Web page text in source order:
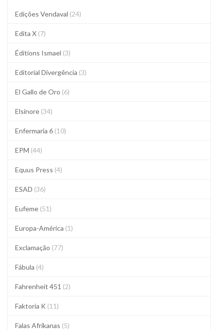
Edições Vendaval (24)
Edita X (7)
Éditions Ismael (3)
Editorial Divergência (3)
El Gallo de Oro (6)
Elsinore (34)
Enfermaria 6 (10)
EPM (44)
Equus Press (4)
ESAD (36)
Eufeme (51)
Europa-América (1)
Exclamação (77)
Fábula (4)
Fahrenheit 451 (2)
Faktoria K (11)
Falas Afrikanas (5)